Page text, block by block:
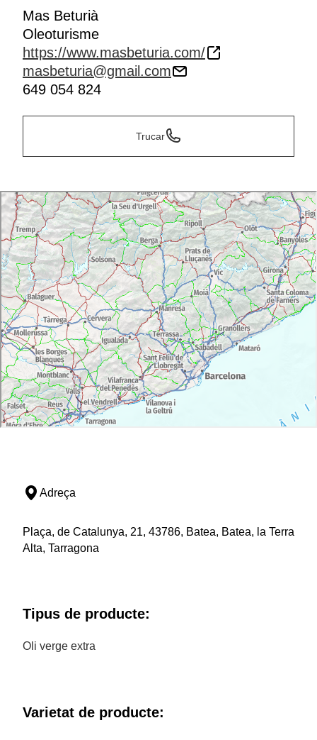
Mas Beturià
Oleoturisme
https://www.masbeturia.com/
masbeturia@gmail.com
649 054 824
Trucar
Adreça
Plaça, de Catalunya, 21, 43786, Batea, Batea, la Terra
Alta, Tarragona
Tipus de producte:
Oli verge extra
Varietat de producte: